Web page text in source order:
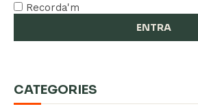
Recorda'm
CATEGORIES